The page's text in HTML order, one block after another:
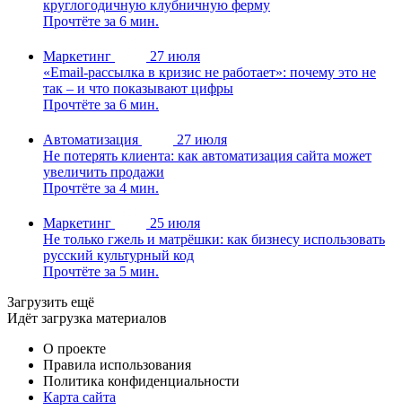
круглогодичную клубничную ферму
Прочтёте за 6 мин.
Маркетинг
27 июля
«Email-рассылка в кризис не работает»: почему это не
так – и что показывают цифры
Прочтёте за 6 мин.
Автоматизация
27 июля
Не потерять клиента: как автоматизация сайта может
увеличить продажи
Прочтёте за 4 мин.
Маркетинг
25 июля
Не только гжель и матрёшки: как бизнесу использовать
русский культурный код
Прочтёте за 5 мин.
Загрузить ещё
Идёт загрузка материалов
О проекте
Правила использования
Политика конфиденциальности
Карта сайта